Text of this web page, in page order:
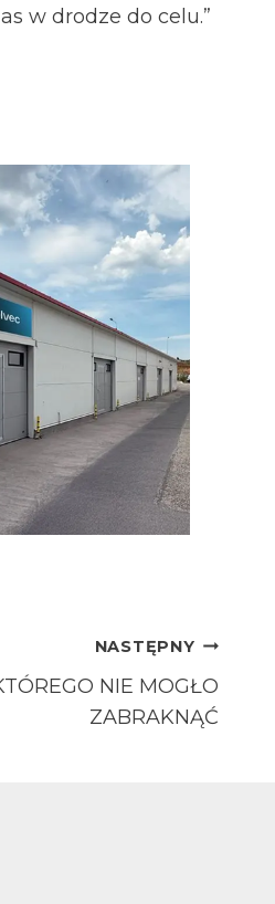
w drodze do celu.”
NASTĘPNY
NIE MOGŁO
ZABRAKNĄĆ